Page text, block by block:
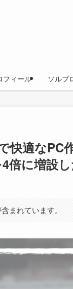
フィール ソルブ
快適な
4倍に増設
まれています。